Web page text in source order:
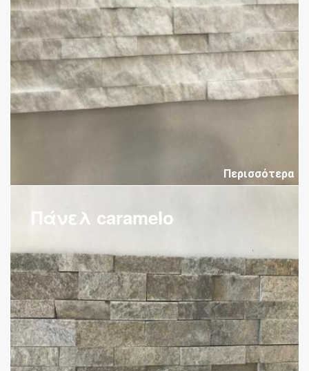
Περισσότερα
Πάνελ caramelo